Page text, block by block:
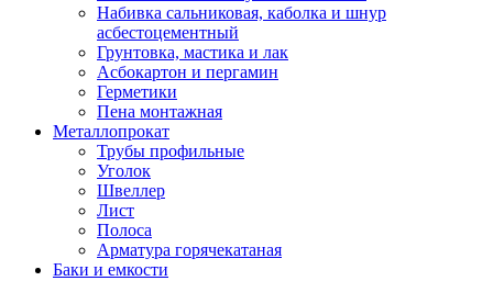
Набивка сальниковая, каболка и шнур
асбестоцементный
Грунтовка, мастика и лак
Асбокартон и пергамин
Герметики
Пена монтажная
Металлопрокат
Трубы профильные
Уголок
Швеллер
Лист
Полоса
Арматура горячекатаная
Баки и емкости